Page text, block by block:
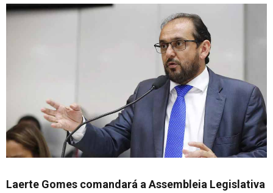
Laerte Gomes comandará a Assembleia Legislativa